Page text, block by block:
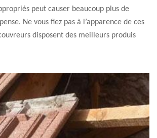
peut causer beaucoup plus de
Ne vous fiez pas à l’apparence de ces
disposent des meilleurs produis